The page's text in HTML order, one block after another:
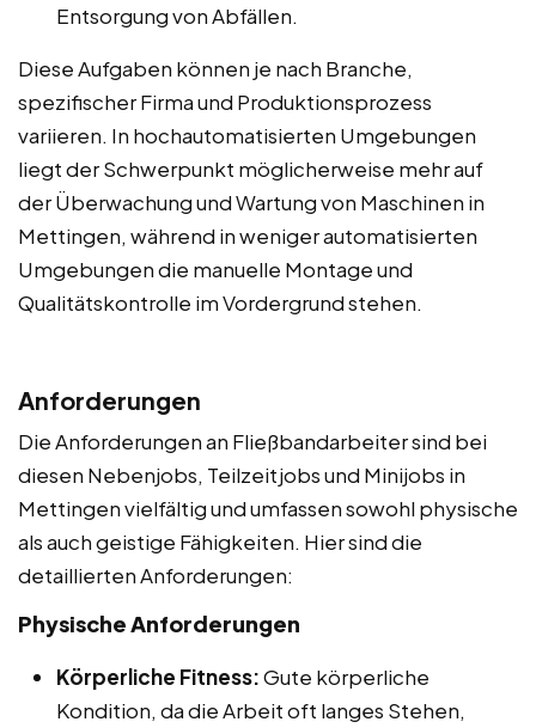
Entsorgung von Abfällen.
Diese Aufgaben können je nach Branche,
spezifischer Firma und Produktionsprozess
variieren. In hochautomatisierten Umgebungen
liegt der Schwerpunkt möglicherweise mehr auf
der Überwachung und Wartung von Maschinen in
Mettingen, während in weniger automatisierten
Umgebungen die manuelle Montage und
Qualitätskontrolle im Vordergrund stehen.
Anforderungen
Die Anforderungen an Fließbandarbeiter sind bei
diesen Nebenjobs, Teilzeitjobs und Minijobs in
Mettingen vielfältig und umfassen sowohl physische
als auch geistige Fähigkeiten. Hier sind die
detaillierten Anforderungen:
Physische Anforderungen
Körperliche Fitness:Gute körperliche
Kondition, da die Arbeit oft langes Stehen,